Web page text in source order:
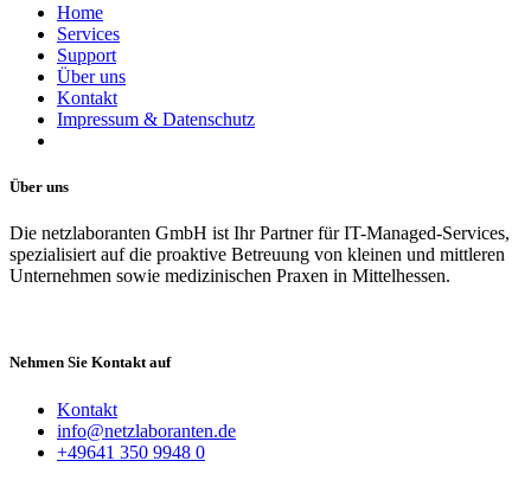
Home
Services
Support
Über uns
Kontakt
Impressum & Datenschutz
Über uns
Die netzlaboranten GmbH ist Ihr Partner für IT-Managed-Services,
spezialisiert auf die proaktive Betreuung von kleinen und mittleren
Unternehmen sowie medizinischen Praxen in Mittelhessen.
Nehmen Sie Kontakt auf
Kontakt
info@netzlaboranten.de
+49641 350 9948 0